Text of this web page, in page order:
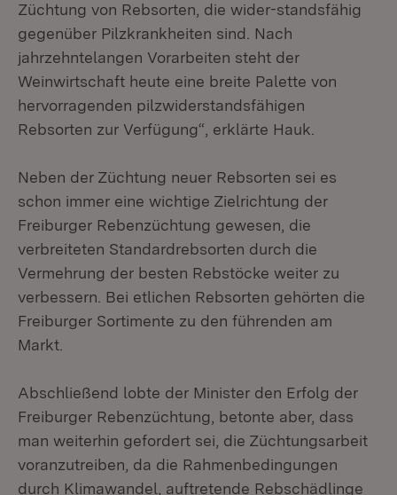
Züchtung von Rebsorten, die wider-standsfähig
gegenüber Pilzkrankheiten sind. Nach
jahrzehntelangen Vorarbeiten steht der
Weinwirtschaft heute eine breite Palette von
hervorragenden pilzwiderstandsfähigen
Rebsorten zur Verfügung“, erklärte Hauk.
Neben der Züchtung neuer Rebsorten sei es
schon immer eine wichtige Zielrichtung der
Freiburger Rebenzüchtung gewesen, die
verbreiteten Standardrebsorten durch die
Vermehrung der besten Rebstöcke weiter zu
verbessern. Bei etlichen Rebsorten gehörten die
Freiburger Sortimente zu den führenden am
Markt.
Abschließend lobte der Minister den Erfolg der
Freiburger Rebenzüchtung, betonte aber, dass
man weiterhin gefordert sei, die Züchtungsarbeit
voranzutreiben, da die Rahmenbedingungen
durch Klimawandel, auftretende Rebschädlinge